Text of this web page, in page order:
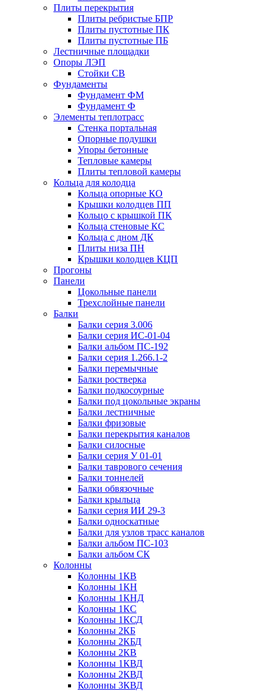
Плиты перекрытия
Плиты ребристые БПР
Плиты пустотные ПК
Плиты пустотные ПБ
Лестничные площадки
Опоры ЛЭП
Стойки СВ
Фундаменты
Фyндамент ФМ
Фyндамент Ф
Элементы теплотрасс
Стенка портальная
Опорные подушки
Упоры бетонные
Тепловые камеры
Плиты тепловой камеры
Кольца для колодца
Кольца опорные КО
Крышки колодцев ПП
Кольцо с крышкой ПК
Кольца стеновые КС
Кольца с дном ДК
Плиты низа ПН
Крышки колодцев КЦП
Прогоны
Панели
Цокольные панели
Трехслойные панели
Балки
Балки серия 3.006
Балки серия ИС-01-04
Балки альбом ПС-192
Балки серия 1.266.1-2
Балки перемычные
Балки ростверка
Балки подкосоурные
Балки под цокольные экраны
Балки лестничные
Балки фризовые
Балки перекрытия каналов
Балки силосные
Балки серия У 01-01
Балки таврового сечения
Балки тоннелей
Балки обвязочные
Балки крыльца
Балки серия ИИ 29-3
Балки односкатные
Балки для узлов трасс каналов
Балки альбом ПС-103
Балки альбом СК
Колонны
Колонны 1КВ
Колонны 1КН
Колонны 1КНД
Колонны 1КС
Колонны 1КСД
Колонны 2КБ
Колонны 2КБД
Колонны 2КВ
Колонны 1КВД
Колонны 2КВД
Колонны 3КВД